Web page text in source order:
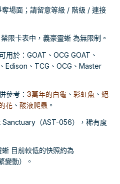
場面；請留意等級 / 階級 / 連接
限卡表中，義豪靈蜥 為無限制。
用於：GOAT、OCG GOAT、
Edison、TCG、OCG、Master
參考： 3萬年的白龜 、 彩虹魚 、 絕
花 、 酸液爬蟲 。
（AST-056），稀有度
目前較低的快照約為
變動）。